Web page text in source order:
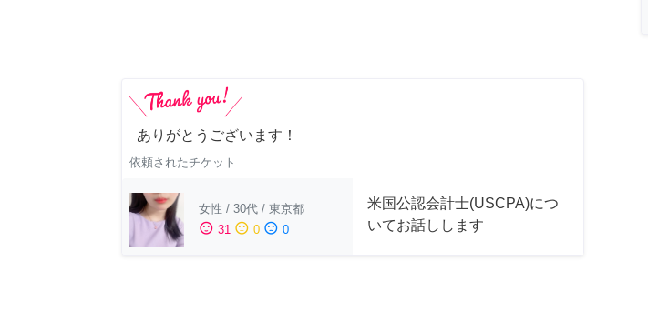
ありがとうございます！
依頼されたチケット
女性 / 30代 / 東京都
sentiment_satisfied 31 sentiment_neutral 0 sentiment_dissatisfied 0
米国公認会計士(USCPA)につ
いてお話しします